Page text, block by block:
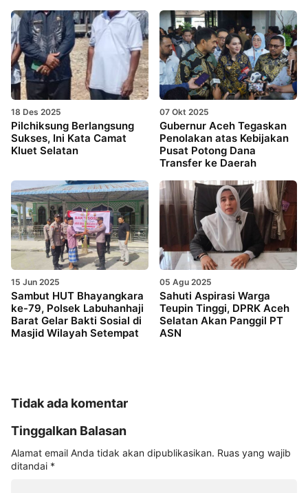
18 Des 2025
Pilchiksung Berlangsung
Sukses, Ini Kata Camat
Kluet Selatan
07 Okt 2025
Gubernur Aceh Tegaskan
Penolakan atas Kebijakan
Pusat Potong Dana
Transfer ke Daerah
15 Jun 2025
Sambut HUT Bhayangkara
ke-79, Polsek Labuhanhaji
Barat Gelar Bakti Sosial di
Masjid Wilayah Setempat
05 Agu 2025
Sahuti Aspirasi Warga
Teupin Tinggi, DPRK Aceh
Selatan Akan Panggil PT
ASN
Tidak ada komentar
Tinggalkan Balasan
Alamat email Anda tidak akan dipublikasikan. Ruas yang wajib
ditandai *